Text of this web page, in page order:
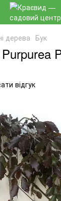
дерева Бук
відгук